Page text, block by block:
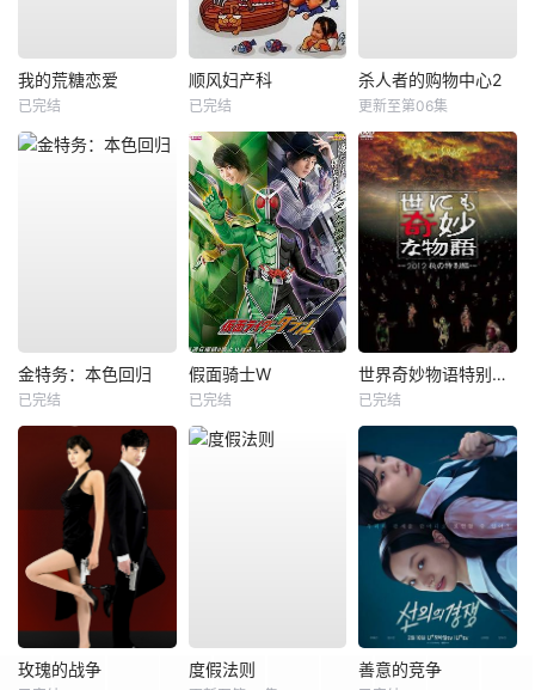
我的荒糖恋爱
已完结
顺风妇产科
已完结
杀人者的购物中心2
更新至第06集
金特务：本色回归
已完结
假面骑士W
已完结
世界奇妙物语特别篇全集
已完结
玫瑰的战争 度假法则 善意的竞争